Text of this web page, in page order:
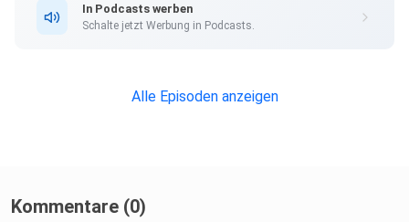
In Podcasts werben
Schalte jetzt Werbung in Podcasts.
Alle Episoden anzeigen
Kommentare (0)